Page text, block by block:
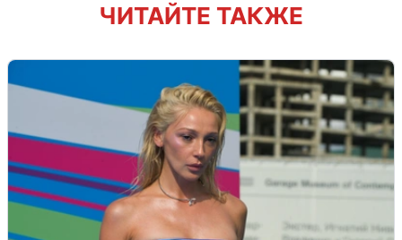
ЧИТАЙТЕ ТАКЖЕ